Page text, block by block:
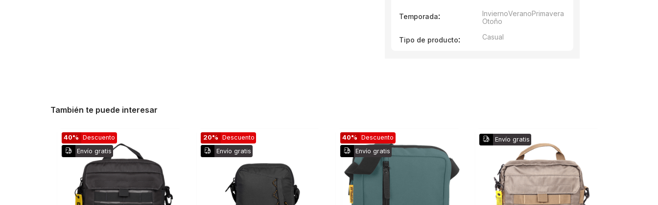
Temporada: InviernoVeranoPrimavera
Otoño
Tipo de producto: Casual
También te puede interesar
40%
Descuento
Envío gratis
20% Descuento
Envío gratis
40%
Descuento
Envío gratis
Envío gratis